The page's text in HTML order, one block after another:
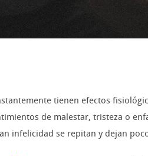
tienen efectos
de malestar, tristeza o
infelicidad se repitan y dejan